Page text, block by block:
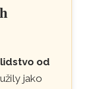
od
jako